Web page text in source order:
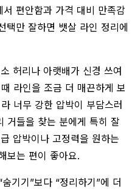
편안함과 가격 대비 만족감
택만 잘하면 뱃살 라인 정리에
허리나 아랫배가 신경 쓰여
라인을 조금 더 매끈하게 보
너무 강한 압박이 부담스러
거들을 찾는 분에게 특히 잘
압박이나 고정력을 원하는
보는 편이 좋아요.
기기”보다 “정리하기”에 더